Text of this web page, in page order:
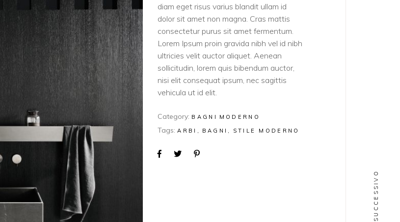
diam eget risus varius blandit ullam id
dolor sit amet non magna. Cras mattis
consectetur purus sit amet fermentum.
Lorem Ipsum proin gravida nibh vel id nibh
ultricies velit auctor aliquet. Aenean
sollicitudin, lorem quis bibendum auctor,
nisi elit consequat ipsum, nec sagittis
vehicula ut id elit.
Category: BAGNI MODERNO
Tags: ARBI BAGNI STILE MODERNO
SUCCESSIVO